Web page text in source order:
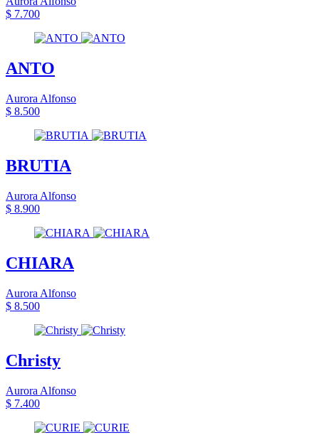
$ 7.700
ANTO
Aurora Alfonso
$ 8.500
BRUTIA
Aurora Alfonso
$ 8.900
CHIARA
Aurora Alfonso
$ 8.500
Christy
Aurora Alfonso
$ 7.400